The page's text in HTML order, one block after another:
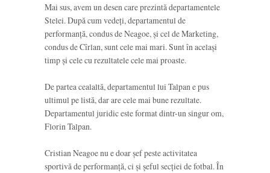
Mai sus, avem un desen care prezintă departamentele
Stelei. După cum vedeți, departamentul de
performanță, condus de Neagoe, și cel de Marketing,
condus de Cîrlan, sunt cele mai mari. Sunt în același
timp și cele cu rezultatele cele mai proaste.
De partea cealaltă, departamentul lui Talpan e pus
ultimul pe listă, dar are cele mai bune rezultate.
Departamentul juridic este format dintr-un singur om,
Florin Talpan.
Cristian Neagoe nu e doar șef peste activitatea
sportivă de performanță, ci și șeful secției de fotbal. În